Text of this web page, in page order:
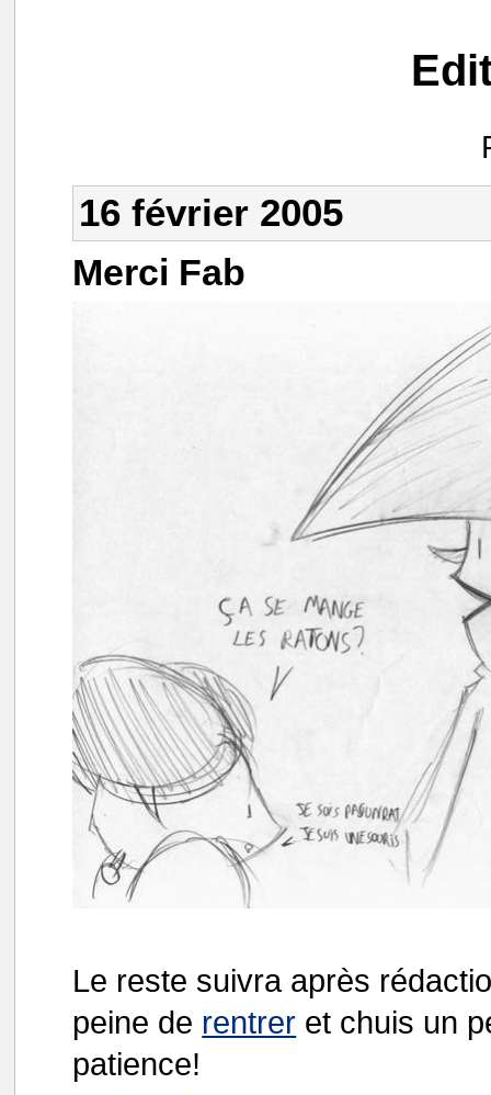
16 février 2005
Merci Fab
Le reste suivra après
peine de rentrer et chuis un
patience!